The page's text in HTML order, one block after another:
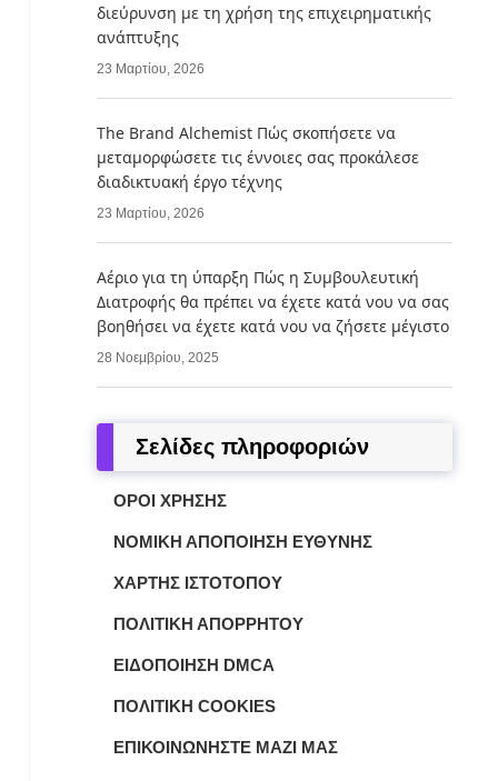
διεύρυνση με τη χρήση της επιχειρηματικής
ανάπτυξης
23 Μαρτίου, 2026
The Brand Alchemist Πώς σκοπήσετε να
μεταμορφώσετε τις έννοιες σας προκάλεσε
διαδικτυακή έργο τέχνης
23 Μαρτίου, 2026
Αέριο για τη ύπαρξη Πώς η Συμβουλευτική
Διατροφής θα πρέπει να έχετε κατά νου να σας
βοηθήσει να έχετε κατά νου να ζήσετε μέγιστο
28 Νοεμβρίου, 2025
Σελίδες πληροφοριών
ΌΡΟΙ ΧΡΉΣΗΣ
ΝΟΜΙΚΉ ΑΠΟΠΟΊΗΣΗ ΕΥΘΎΝΗΣ
ΧΆΡΤΗΣ ΙΣΤΌΤΟΠΟΥ
ΠΟΛΙΤΙΚΉ ΑΠΟΡΡΉΤΟΥ
ΕΙΔΟΠΟΊΗΣΗ DMCA
ΠΟΛΙΤΙΚΉ COOKIES
ΕΠΙΚΟΙΝΩΝΉΣΤΕ ΜΑΖΊ ΜΑΣ